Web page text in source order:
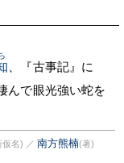
、『古事記』に
んで眼光強い蛇を
仮名) ／ 南方熊楠(著)